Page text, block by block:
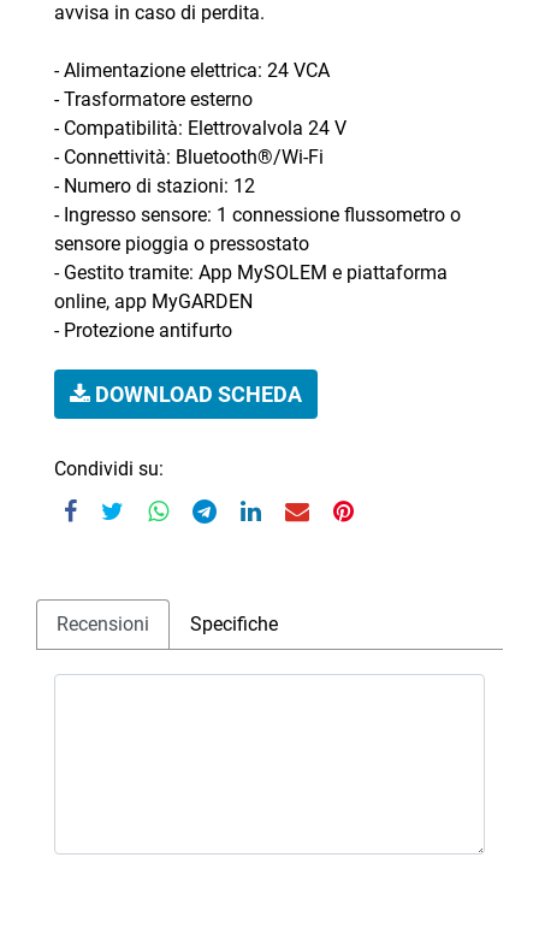
avvisa in caso di perdita.
- Alimentazione elettrica: 24 VCA
- Trasformatore esterno
- Compatibilità: Elettrovalvola 24 V
- Connettività: Bluetooth®/Wi-Fi
- Numero di stazioni: 12
- Ingresso sensore: 1 connessione flussometro o
sensore pioggia o pressostato
- Gestito tramite: App MySOLEM e piattaforma
online, app MyGARDEN
- Protezione antifurto
DOWNLOAD SCHEDA
Condividi su:
Recensioni Specifiche